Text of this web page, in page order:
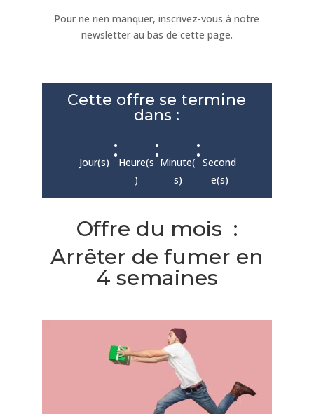
Pour ne rien manquer, inscrivez-vous à notre
newsletter au bas de cette page.
Cette offre se termine
dans :
Jour(s) :Heure(s
)
:Minute(
s)
: Second
e(s)
Offre du mois :
Arrêter de fumer en
4 semaines